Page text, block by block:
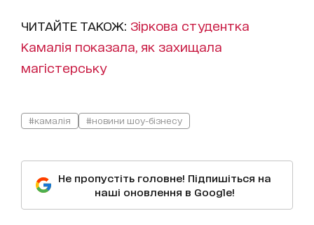
ЧИТАЙТЕ ТАКОЖ: Зіркова студентка
Камалія показала, як захищала
магістерську
#камалія #новини шоу-бізнесу
Не пропустіть головне! Підпишіться на
наші оновлення в Google!